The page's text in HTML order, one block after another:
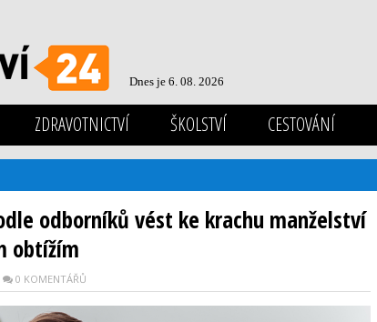
Dnes je 6. 08. 2026
ZDRAVOTNICTVÍ ŠKOLSTVÍ CESTOVÁNÍ
odborníků vést ke krachu manželství
obtížím
0 KOMENTÁŘŮ